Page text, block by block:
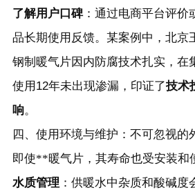
了解用户口碑：通过电商平台评价
品长期使用反馈。某案例中，北京
钢制暖气片因内防腐技术扎实，在
使用12年未出现渗漏，印证了技术
响。
四、使用环境与维护：不可忽视的
即使**暖气片，其寿命也受安装和
水质管理 ：供暖水中杂质和酸碱